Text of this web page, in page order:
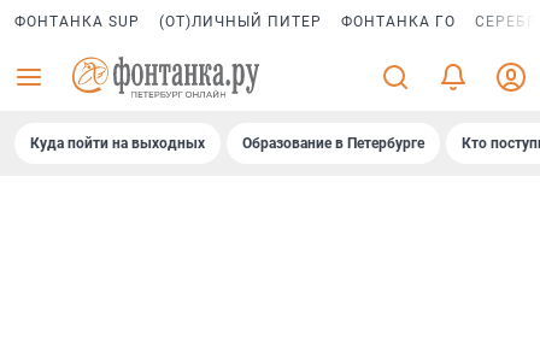
ФОНТАНКА SUP (ОТ)ЛИЧНЫЙ ПИТЕР ФОНТАНКА ГО
Куда пойти на выходных Образование в Петербурге Кто